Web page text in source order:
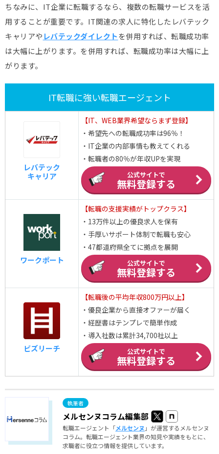
ちなみに、IT企業に転職するなら、複数の転職サービスを活
用することが重要です。IT関連の求人に特化したレバテック
キャリアや レバテックダイレクトを併用すれば、転職成功率
は大幅に上がります。を併用すれば、転職成功率は大幅に上
がります。
IT転職に強い転職エージェント
レバテック
キャリア
【IT、WEB業界希望ならまず登録】
・希望先への転職成功率は96％！
・IT企業の内部事情も教えてくれる
・転職者の80％が年収UPを実現
公式サイトで
無料登録する
ワークポート
【転職の支援実績がトップクラス】
・13万件以上の優良求人を保有
・手厚いサポート体制で転職も安心
・47都道府県全てに拠点を展開
公式サイトで
無料登録する
ビズリーチ
【転職後の平均年収800万円以上】
・優良企業から直接オファーが届く
・経歴書はテンプレで簡単作成
・導入社数は累計34,700社以上
公式サイトで
無料登録する
メルセンヌコラム編集部
転職エージェント「メルセンヌ 」が運営するメルセンヌ
コラム。転職エージェント業界の知見や実績をもとに、
求職者に役立つ情報を提供しています。